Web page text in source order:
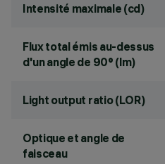
Intensité maximale (cd)
Flux total émis au-dessus
d'un angle de 90° (lm)
Light output ratio (LOR)
Optique et angle de
faisceau